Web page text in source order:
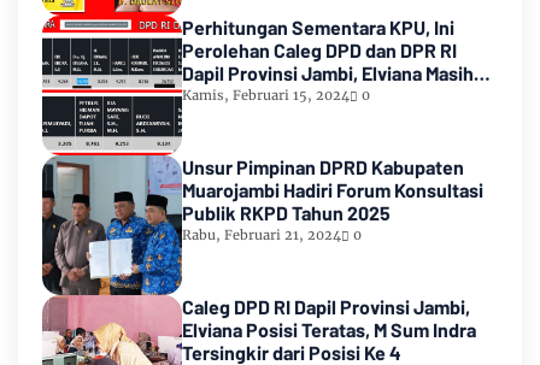
Perhitungan Sementara KPU, Ini
Perolehan Caleg DPD dan DPR RI
Dapil Provinsi Jambi, Elviana Masih
Urutan Kedua Teratas
Kamis, Februari 15, 2024 0
Unsur Pimpinan DPRD Kabupaten
Muarojambi Hadiri Forum Konsultasi
Publik RKPD Tahun 2025
Rabu, Februari 21, 2024 0
Caleg DPD RI Dapil Provinsi Jambi,
Elviana Posisi Teratas, M Sum Indra
Tersingkir dari Posisi Ke 4